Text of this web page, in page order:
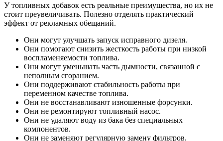
У топливных добавок есть реальные преимущества, но их не
стоит преувеличивать. Полезно отделять практический
эффект от рекламных обещаний.
Они могут улучшать запуск исправного дизеля.
Они помогают снизить жесткость работы при низкой
воспламеняемости топлива.
Они могут уменьшать часть дымности, связанной с
неполным сгоранием.
Они поддерживают стабильность работы при
переменном качестве топлива.
Они не восстанавливают изношенные форсунки.
Они не ремонтируют топливный насос.
Они не удаляют воду из бака без специальных
компонентов.
Они не заменяют регулярную замену фильтров.